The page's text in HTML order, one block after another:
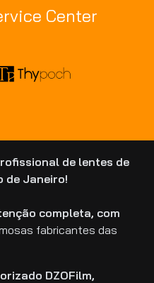
Center
de lentes de
de Janeiro!
completa, com
fabricantes das
DZOFilm,